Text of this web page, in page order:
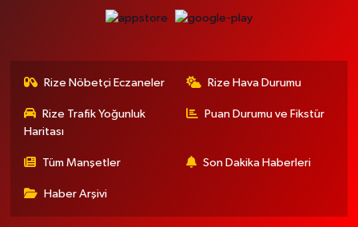
Rize Nöbetçi Eczaneler Rize Hava Durumu
Rize Trafik Yoğunluk
Haritası
Puan Durumu ve Fikstür
Tüm Manşetler Son Dakika Haberleri
Haber Arşivi